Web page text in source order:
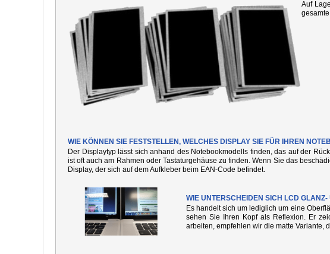
Auf
WIE KÖNNEN SIE FESTSTELLEN, WELCHES DISPLAY SIE FÜR IHREN
Der Displaytyp lässt sich anhand des Notebookmodells finden, das auf der
ist oft auch am Rahmen oder Tastaturgehäuse zu finden. Wenn Sie das
Display, der sich auf dem Aufkleber beim EAN-Code befindet.
WIE UNTERSCHEIDEN SICH LCD
Es handelt sich um lediglich um eine
sehen Sie Ihren Kopf als Reflexion. Er
arbeiten, empfehlen wir die matte Variante,